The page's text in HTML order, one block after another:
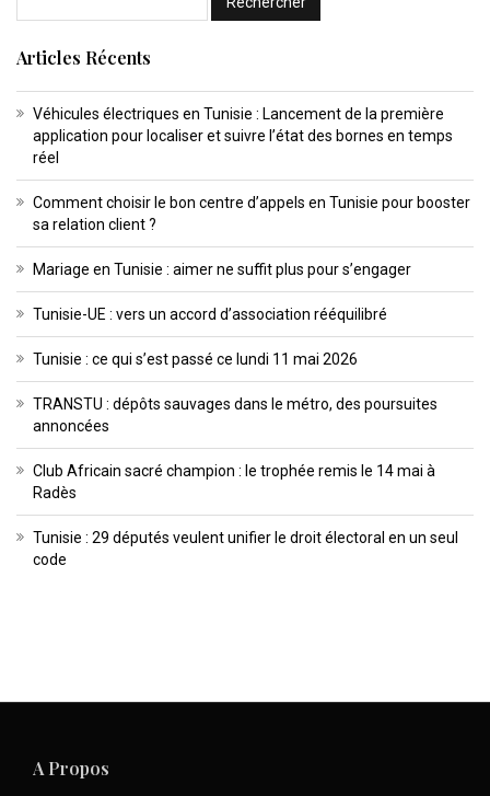
Articles Récents
Véhicules électriques en Tunisie : Lancement de la première
application pour localiser et suivre l’état des bornes en temps
réel
Comment choisir le bon centre d’appels en Tunisie pour booster
sa relation client ?
Mariage en Tunisie : aimer ne suffit plus pour s’engager
Tunisie-UE : vers un accord d’association rééquilibré
Tunisie : ce qui s’est passé ce lundi 11 mai 2026
TRANSTU : dépôts sauvages dans le métro, des poursuites
annoncées
Club Africain sacré champion : le trophée remis le 14 mai à
Radès
Tunisie : 29 députés veulent unifier le droit électoral en un seul
code
A Propos